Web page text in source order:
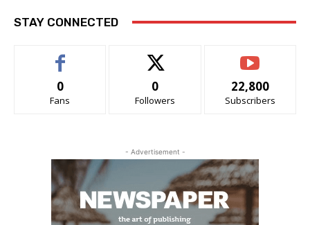
STAY CONNECTED
0
Fans
0
Followers
22,800
Subscribers
- Advertisement -